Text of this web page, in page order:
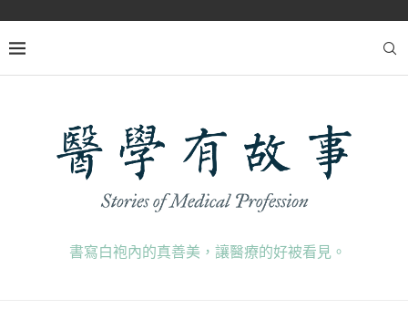
書寫白袍內的真善美，讓醫療的好被看見。